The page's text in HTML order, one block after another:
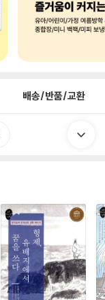
배송/반품/교환